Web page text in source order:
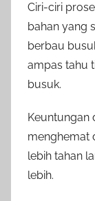
Ciri-ciri
bahan yang
berbau
ampas tahu
busuk.
Keuntungan
menghemat
lebih tahan
lebih.